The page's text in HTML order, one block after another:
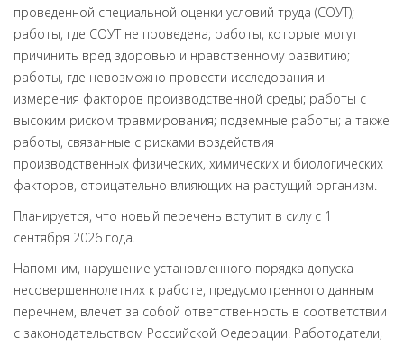
проведенной специальной оценки условий труда (СОУТ);
работы, где СОУТ не проведена; работы, которые могут
причинить вред здоровью и нравственному развитию;
работы, где невозможно провести исследования и
измерения факторов производственной среды; работы с
высоким риском травмирования; подземные работы; а также
работы, связанные с рисками воздействия
производственных физических, химических и биологических
факторов, отрицательно влияющих на растущий организм.
Планируется, что новый перечень вступит в силу с 1
сентября 2026 года.
Напомним, нарушение установленного порядка допуска
несовершеннолетних к работе, предусмотренного данным
перечнем, влечет за собой ответственность в соответствии
с законодательством Российской Федерации. Работодатели,